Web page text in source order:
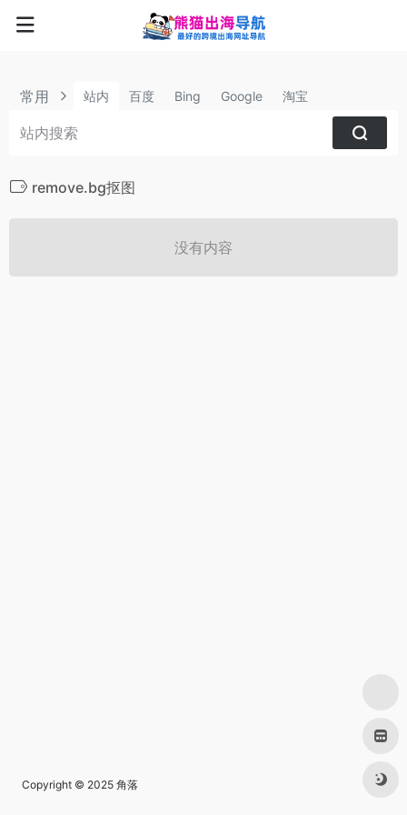
常用 站内 百度 Bing Google 淘宝
remove.bg抠图
没有内容
Copyright © 2025 角落